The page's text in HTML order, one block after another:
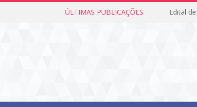
ÚLTIMAS PUBLICAÇÕES: Edital